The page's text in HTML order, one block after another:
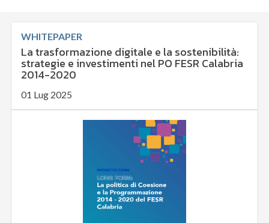
WHITEPAPER
La trasformazione digitale e la sostenibilità:
strategie e investimenti nel PO FESR Calabria
2014-2020
01 Lug 2025